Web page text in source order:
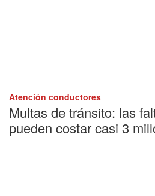
Atención conductores
Multas de tránsito: las
pueden costar casi 3